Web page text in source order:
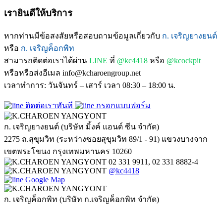
เรายินดีให้บริการ
หากท่านมีข้อสงสัยหรือสอบถามข้อมูลเกี่ยวกับ ก. เจริญยางยนต์
หรือ ก. เจริญค็อกพิท
สามารถติดต่อเราได้ผ่าน LINE ที่ @kc4418 หรือ @kcockpit
หรือหรือส่งอีเมล info@kcharoengroup.net
เวลาทำการ: วันจันทร์ – เสาร์ เวลา 08:30 – 18:00 น.
ติดต่อเราทันที กรอกแบบฟอร์ม
ก. เจริญยางยนต์ (บริษัท มิ้งค์ แอนด์ ซีน จำกัด)
2275 ถ.สุขุมวิท (ระหว่างซอยสุขุมวิท 89/1 - 91) แขวงบางจาก
เขตพระโขนง กรุงเทพมหานคร 10260
02 331 9911, 02 331 8882-4
@kc4418
Google Map
ก. เจริญค็อกพิท (บริษัท ก.เจริญค็อกพิท จำกัด)